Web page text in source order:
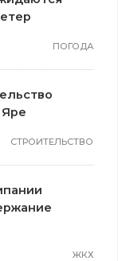
ПОГОДА
СТРОИТЕЛЬСТВО
ЖКХ